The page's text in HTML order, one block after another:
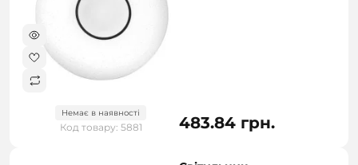
Немає в наявності
Код товару: 5881 483.84 грн.